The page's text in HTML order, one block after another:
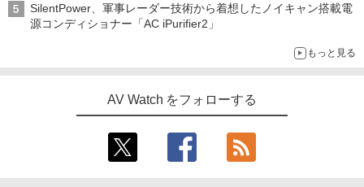
SilentPower、軍事レーダー技術から着想したノイキャン搭載電
源コンディショナー「AC iPurifier2」
もっと見る
AV Watch をフォローする